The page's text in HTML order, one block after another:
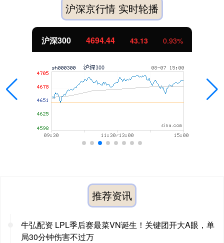
沪深京行情 实时轮播
4694.44 43.13 0.93%
推荐资讯
牛弘配资 LPL季后赛最菜VN诞生！关键团开大A眼，单
局30分钟伤害不过万